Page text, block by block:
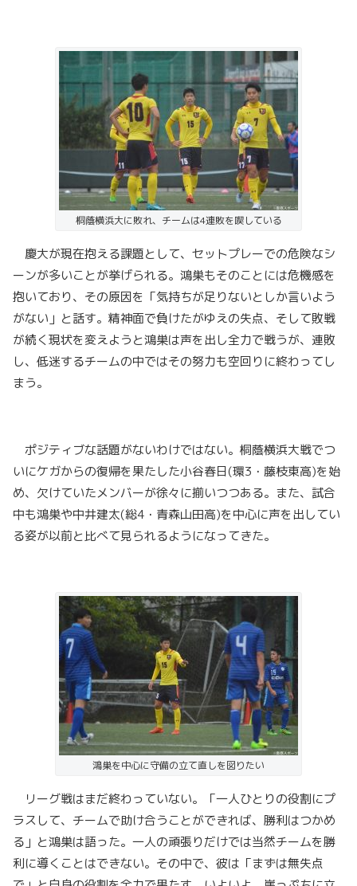
桐蔭横浜大に敗れ、チームは4連敗を喫している
慶大が現在抱える課題として、セットプレーでの危険なシ
ーンが多いことが挙げられる。鴻巣もそのことには危機感を
抱いており、その原因を「気持ちが足りないとしか言いよう
がない」と話す。精神面で負けたがゆえの失点、そして敗戦
が続く現状を変えようと鴻巣は声を出し全力で戦うが、連敗
し、低迷するチームの中ではその努力も空回りに終わってし
まう。
ポジティブな話題がないわけではない。桐蔭横浜大戦でつ
いにケガからの復帰を果たした小谷春日(環3・藤枝東高)を始
め、欠けていたメンバーが徐々に揃いつつある。また、試合
中も鴻巣や中井建太(総4・青森山田高)を中心に声を出してい
る姿が以前と比べて見られるようになってきた。
鴻巣を中心に守備の立て直しを図りたい
リーグ戦はまだ終わっていない。「一人ひとりの役割にプ
ラスして、チームで助け合うことができれば、勝利はつかめ
る」と鴻巣は語った。一人の頑張りだけでは当然チームを勝
利に導くことはできない。その中で、彼は「まずは無失点